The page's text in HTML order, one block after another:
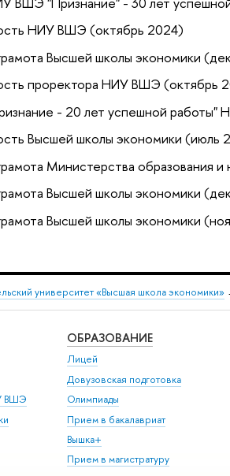
НИУ ВШЭ (октябрь 2024)
Высшей школы экономики
проректора НИУ ВШЭ (октябрь
- 20 лет успешной
Высшей школы экономики (июль
Министерства образования
Высшей школы экономики
Высшей школы экономики
университет «Высшая школа экономики»
ВШЭ
ОБРАЗОВАНИЕ
Лицей
Довузовская подготовка
Олимпиады
Прием в бакалавриат
Вышка+
Прием в магистратуру